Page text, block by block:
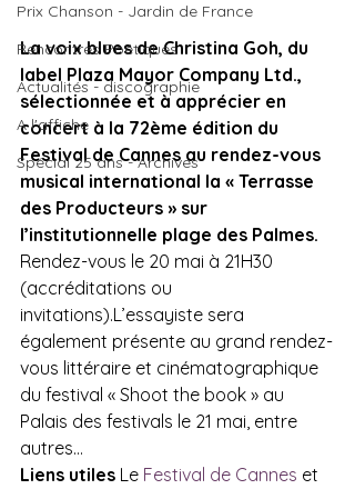
Prix Chanson - Jardin de France
Rencontres Poétiques
Actualités - discographie
A l'affiche
Spécial 25 ans - Archives
La voix blues de Christina Goh, du
label Plaza Mayor Company Ltd.,
sélectionnée et à apprécier en
concert à la 72ème édition du
Festival de Cannes au rendez-vous
musical international la « Terrasse
des Producteurs » sur
l’institutionnelle plage des Palmes.
Rendez-vous le 20 mai à 21H30
(accréditations ou
invitations).L’essayiste sera
également présente au grand rendez-
vous littéraire et cinématographique
du festival « Shoot the book » au
Palais des festivals le 21 mai, entre
Liens utiles Le Festival de Cannes et